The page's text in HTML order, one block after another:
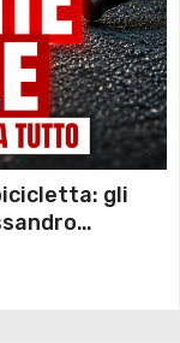
gli